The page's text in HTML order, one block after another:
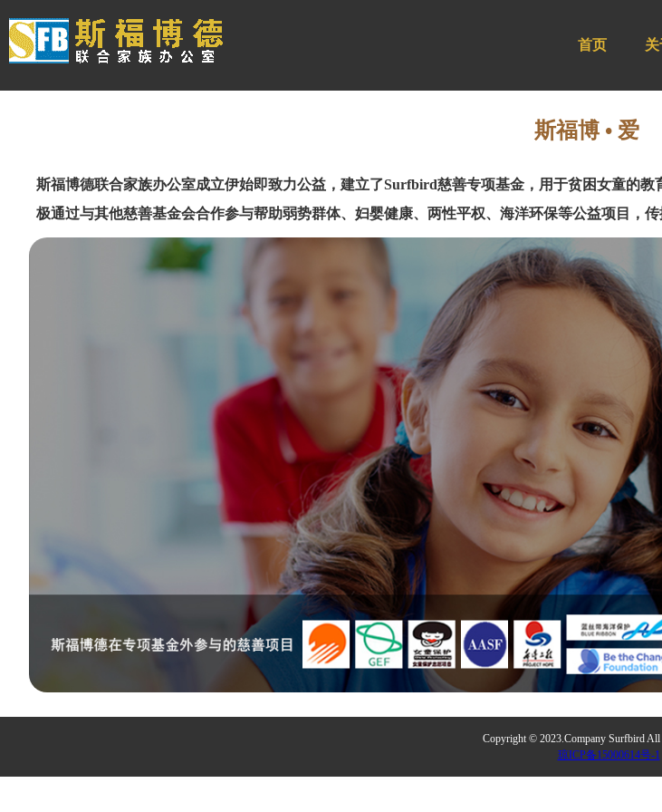
首页
斯福博 • 爱
斯福博德联合家族办公室成立伊始即致力公益，建立了Surfbird慈善专项基金，用于贫困女童的
极通过与其他慈善基金会合作参与帮助弱势群体、妇婴健康、两性平权、海洋环保等公益项目，
Copyright © 2023.Company Surfbird All
琼ICP备15000614号-1